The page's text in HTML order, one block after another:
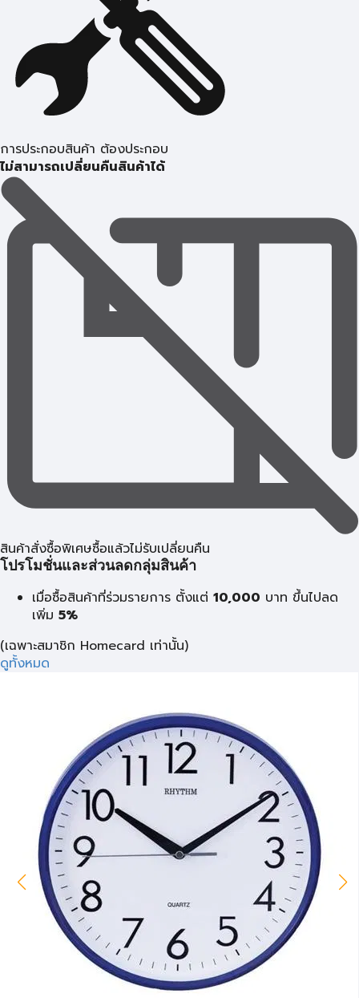
การประกอบสินค้า ต้องประกอบ
ไม่สามารถเปลี่ยนคืนสินค้าได้
สินค้าสั่งซื้อพิเศษซื้อแล้วไม่รับเปลี่ยนคืน
โปรโมชั่นและส่วนลดกลุ่มสินค้า
เมื่อซื้อสินค้าที่ร่วมรายการ ตั้งแต่ 10,000 บาท ขึ้นไปลด
เพิ่ม 5%
(เฉพาะสมาชิก Homecard เท่านั้น)
ดูทั้งหมด